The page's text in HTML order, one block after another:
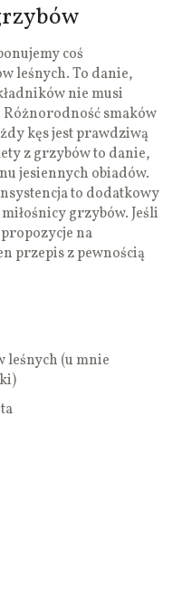
coś
leśnych. To danie,
nie musi
smaków
kęs jest prawdziwą
z grzybów to danie,
jesiennych obiadów.
to dodatkowy
grzybów. Jeśli
na
przepis z pewnością
leśnych (u mnie